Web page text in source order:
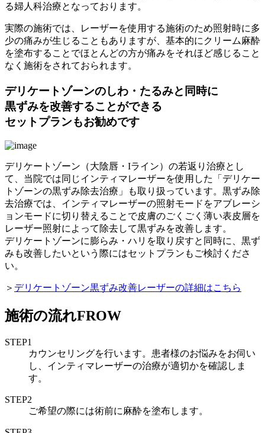
る婦人科治療となっております。
実際の施術では、レーザーを使用する施術のため照射時に多
少の痛みが生じることもありますが、基本的にクリーム麻酔
を塗布することでほとんどの方が痛みをそれほど感じること
なく施術をされておられます。
デリケートゾーンのしわ・たるみと同時に
黒ずみを改善することができる
セットプランもお勧めです
デリケートゾーン（大陰唇・Iライン）の若返り治療とし
て、当院では同じインティマレーザーを使用した「デリケー
トゾーンの黒ずみ除去治療」も取り扱っています。黒ずみ除
去治療では、インティマレーザーの照射モードをアブレーシ
ョンモードに切り替えることで皮膚のごくごく薄い表皮層を
レーザー照射によって除去して黒ずみを改善します。
デリケートゾーンに膨らみ・ハリを取り戻すと同時に、黒ず
みも改善したいという際にはセットプランもご検討くださ
い。
＞ デリケートゾーン黒ずみ改善レーザーの詳細はこちら
施術の流れFROW
STEP1
カウンセリングを行います。患者様のお悩みをお伺い
し、インティマレーザーの治療が適切かを確認しま
す。
STEP2
ご希望の際には術前に麻酔を塗布します。